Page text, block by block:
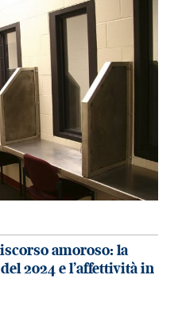
amoroso: la
2024 e l’affettività in